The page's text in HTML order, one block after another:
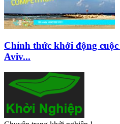
Chính thức khởi động
Aviv...